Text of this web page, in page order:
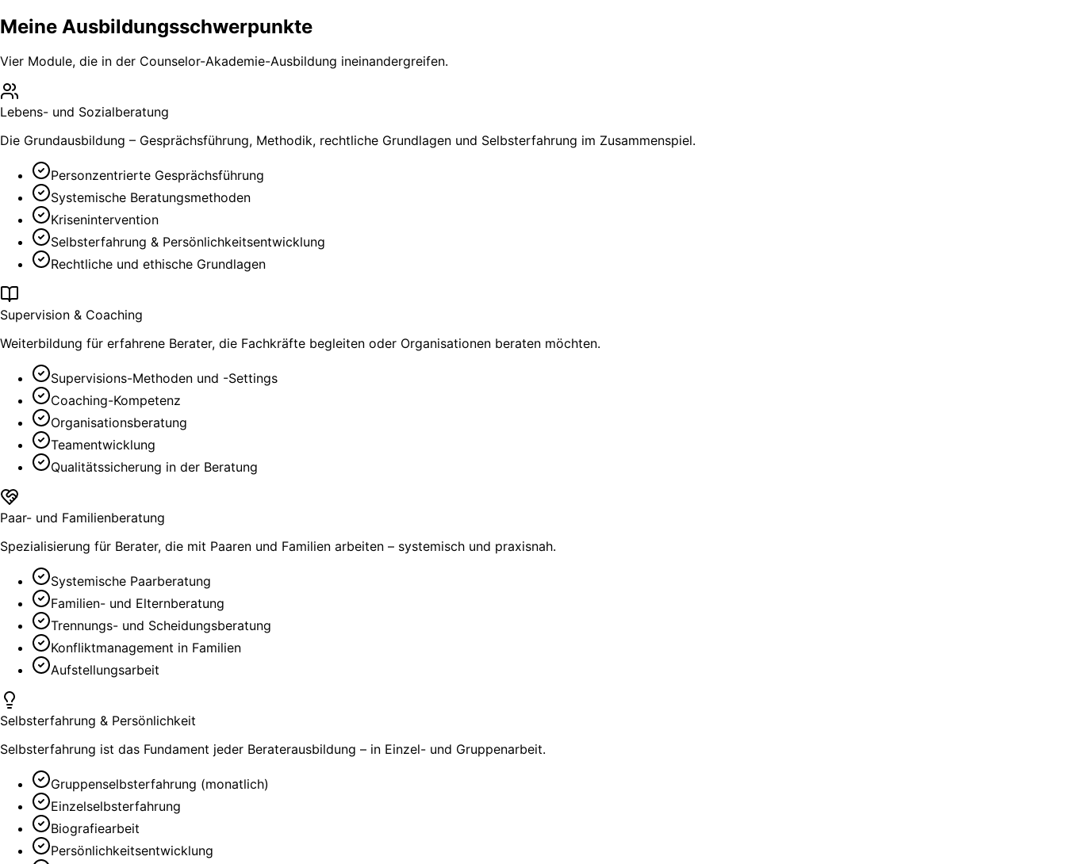
Meine Ausbildungs­schwerpunkte
Vier Module, die in der Counselor-Akademie-Ausbildung ineinandergreifen.
Lebens- und Sozialberatung
Die Grundausbildung – Gesprächsführung, Methodik, rechtliche Grundlagen und Selbsterfahrung im Zusammenspiel.
Personzentrierte Gesprächsführung
Systemische Beratungsmethoden
Krisenintervention
Selbsterfahrung & Persönlichkeitsentwicklung
Rechtliche und ethische Grundlagen
Supervision & Coaching
Weiterbildung für erfahrene Berater, die Fachkräfte begleiten oder Organisationen beraten möchten.
Supervisions-Methoden und -Settings
Coaching-Kompetenz
Organisationsberatung
Teamentwicklung
Qualitätssicherung in der Beratung
Paar- und Familienberatung
Spezialisierung für Berater, die mit Paaren und Familien arbeiten – systemisch und praxisnah.
Systemische Paarberatung
Familien- und Elternberatung
Trennungs- und Scheidungsberatung
Konfliktmanagement in Familien
Aufstellungsarbeit
Selbsterfahrung & Persönlichkeit
Selbsterfahrung ist das Fundament jeder Beraterausbildung – in Einzel- und Gruppenarbeit.
Gruppenselbsterfahrung (monatlich)
Einzelselbsterfahrung
Biografiearbeit
Persönlichkeitsentwicklung